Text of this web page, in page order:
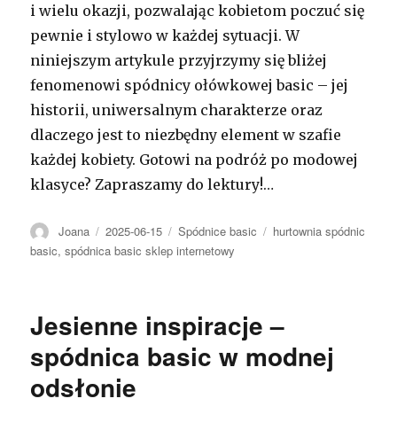
i wielu okazji, pozwalając kobietom poczuć się
pewnie i stylowo w każdej sytuacji. W
niniejszym artykule przyjrzymy się bliżej
fenomenowi spódnicy ołówkowej basic – jej
historii, uniwersalnym charakterze oraz
dlaczego jest to niezbędny element w szafie
każdej kobiety. Gotowi na podróż po modowej
klasyce? Zapraszamy do lektury!…
Autor
Joana Opublikowano
2025-06-15 Kategorie
Spódnice basic Tagi
hurtownia spódnic
basic,spódnica basic sklep internetowy
Jesienne inspiracje –
spódnica basic w modnej
odsłonie